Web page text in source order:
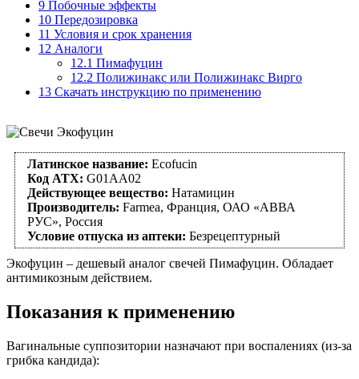
9 Побочные эффекты
10 Передозировка
11 Условия и срок хранения
12 Аналоги
12.1 Пимафуцин
12.2 Полижинакс или Полижинакс Вирго
13 Скачать инструкцию по применению
Латинское название: Ecofucin
Код АТХ: G01AA02
Действующее вещество: Натамицин
Производитель: Farmea, Франция, ОАО «АВВА
РУС», Россия
Условие отпуска из аптеки: Безрецептурный
Экофуцин – дешевый аналог свечей Пимафуцин. Обладает
антимикозным действием.
Показания к применению
Вагинальные суппозитории назначают при воспалениях (из-за
грибка кандида):